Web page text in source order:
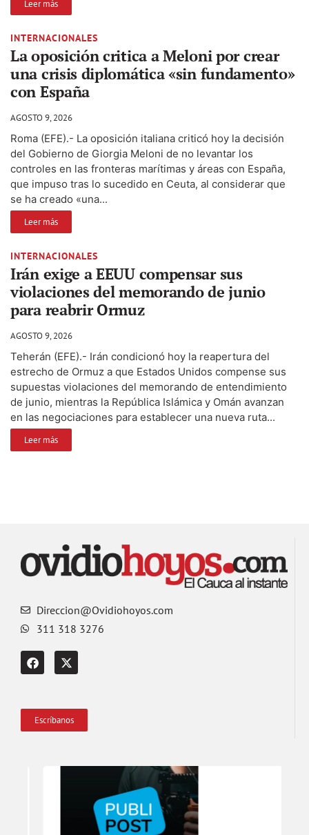
Leer más
INTERNACIONALES
La oposición critica a Meloni por crear
una crisis diplomática «sin fundamento»
con España
AGOSTO 9, 2026
Roma (EFE).- La oposición italiana criticó hoy la decisión
del Gobierno de Giorgia Meloni de no levantar los
controles en las fronteras marítimas y áreas con España,
que impuso tras lo sucedido en Ceuta, al considerar que
se ha creado «una...
Leer más
INTERNACIONALES
Irán exige a EEUU compensar sus
violaciones del memorando de junio
para reabrir Ormuz
AGOSTO 9, 2026
Teherán (EFE).- Irán condicionó hoy la reapertura del
estrecho de Ormuz a que Estados Unidos compense sus
supuestas violaciones del memorando de entendimiento
de junio, mientras la República Islámica y Omán avanzan
en las negociaciones para establecer una nueva ruta...
Leer más
Direccion@Ovidiohoyos.com
311 318 3276
Escríbanos